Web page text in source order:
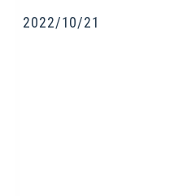
2022/10/21